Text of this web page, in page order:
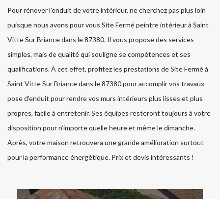
Pour rénover l’enduit de votre intérieur, ne cherchez pas plus loin
puisque nous avons pour vous Site Fermé peintre intérieur à Saint
Vitte Sur Briance dans le 87380. Il vous propose des services
simples, mais de qualité qui souligne se compétences et ses
qualifications. À cet effet, profitez les prestations de Site Fermé à
Saint Vitte Sur Briance dans le 87380 pour accomplir vos travaux
pose d’enduit pour rendre vos murs intérieurs plus lisses et plus
propres, facile à entretenir. Ses équipes resteront toujours à votre
disposition pour n’importe quelle heure et même le dimanche.
Après, votre maison retrouvera une grande amélioration surtout
pour la performance énergétique. Prix et devis intéressants !